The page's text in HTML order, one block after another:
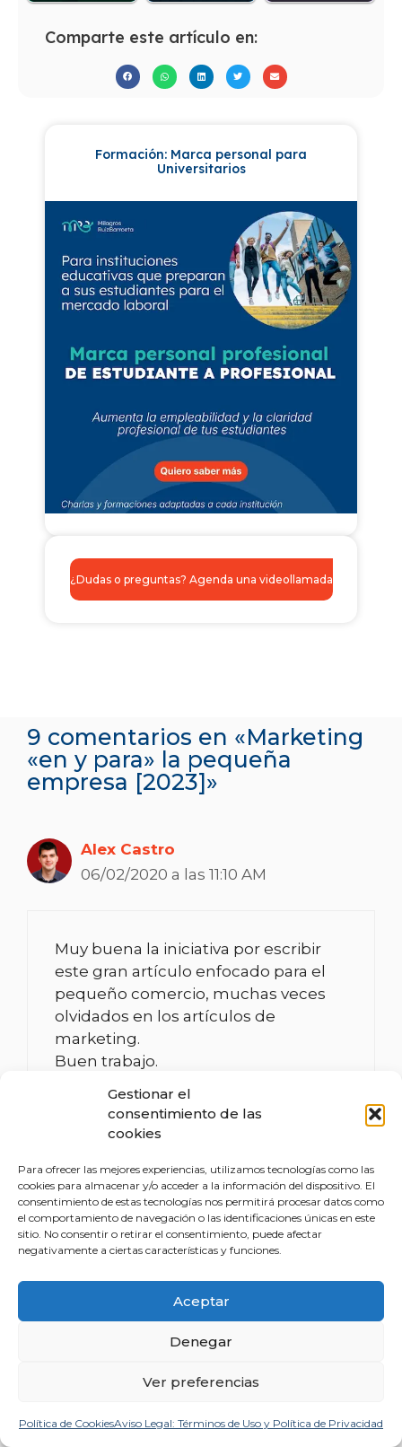
Gestionar el
consentimiento de las
cookies
Para ofrecer las mejores experiencias, utilizamos tecnologías como las
cookies para almacenar y/o acceder a la información del dispositivo. El
consentimiento de estas tecnologías nos permitirá procesar datos como
el comportamiento de navegación o las identificaciones únicas en este
sitio. No consentir o retirar el consentimiento, puede afectar
negativamente a ciertas características y funciones.
Aceptar
Denegar
Ver preferencias
Política de CookiesAviso Legal: Términos de Uso y Política de Privacidad
Comparte este artículo en:
Formación: Marca personal para
Universitarios
¿Dudas o preguntas? Agenda una videollamada
9 comentarios en «Marketing
«en y para» la pequeña
empresa [2023]»
Alex Castro
06/02/2020 a las 11:10 AM
Muy buena la iniciativa por escribir
este gran artículo enfocado para el
pequeño comercio, muchas veces
olvidados en los artículos de
marketing.
Buen trabajo.
María
06/02/2020 a las 11:33 AM
durante cinco años viví una situación
los trabajadores era el ideal, pero no